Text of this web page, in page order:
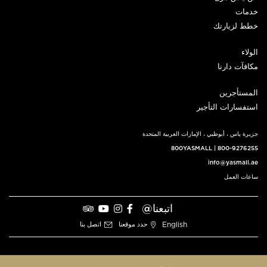
خدمات
خطط لزيارتك
الولاء
مكافآت دارنا
المستأجرين
استفسارات التأجير
جزيرة ياس ، أبوظبي ، الإمارات العربية المتحدة
800YASMALL 800-9276255
info@yasmall.ae
ساعات العمل
اتبعنا@
English حدد موقعنا اتصل بنا